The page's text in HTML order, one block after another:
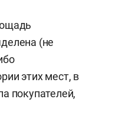
(не
этих мест, в
покупателей,